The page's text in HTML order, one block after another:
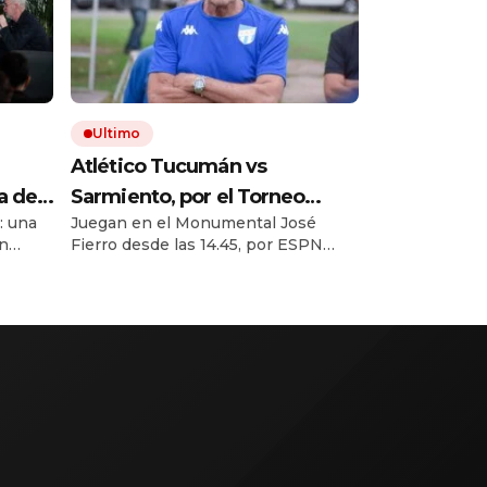
de
una
Ultimo
Atlético Tucumán vs
Sarmiento, por el Torneo
Clausura EN VIVO: a qué hora
juegan, formaciones y cómo
Juegan en el Monumental José
Fierro desde las 14.45, por ESPN
permanencia.